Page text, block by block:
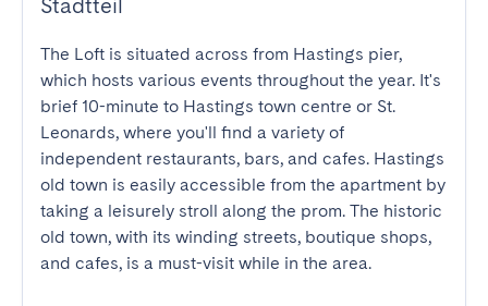
Stadtteil
The Loft is situated across from Hastings pier,
which hosts various events throughout the year. It's
brief 10-minute to Hastings town centre or St.
Leonards, where you'll find a variety of
independent restaurants, bars, and cafes. Hastings
old town is easily accessible from the apartment by
taking a leisurely stroll along the prom. The historic
old town, with its winding streets, boutique shops,
and cafes, is a must-visit while in the area.